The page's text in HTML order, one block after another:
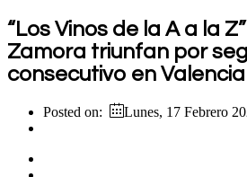
“Los Vinos de la A a la
Zamora triunfan por
consecutivo en Valencia
Posted on: Lunes, 17 Febrero